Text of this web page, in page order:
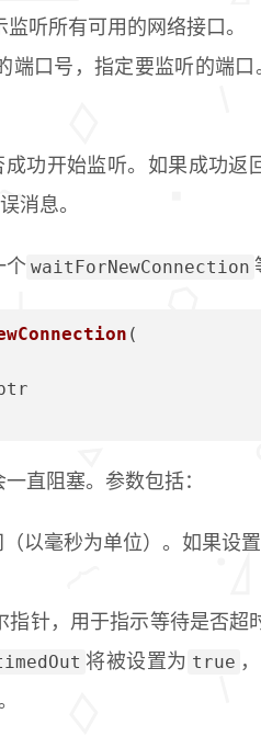
监听所有可用的网络接口。
端口号，指定要监听的端
功开始监听。如果成功返
消息。
个 waitForNewConnection
(
直阻塞。参数包括：
以毫秒为单位）。如果设
指针，用于指示等待是否超
将被设置为 true